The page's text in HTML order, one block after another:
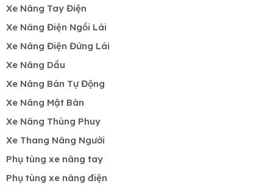
Xe Nâng Tay Điện
Xe Nâng Điện Ngồi Lái
Xe Nâng Điện Đứng Lái
Xe Nâng Dầu
Xe Nâng Bán Tự Động
Xe Nâng Mặt Bàn
Xe Nâng Thùng Phuy
Xe Thang Nâng Người
Phụ tùng xe nâng tay
Phụ tùng xe nâng điện